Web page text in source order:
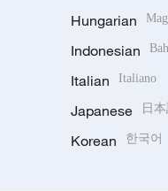
Hungarian
Indonesian
Italian Italiano
Japanese 日
Korean 한국어